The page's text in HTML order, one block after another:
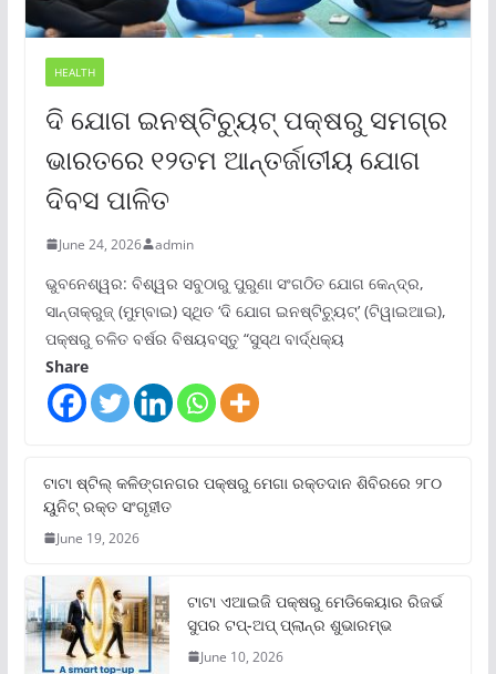
HEALTH
ଦି ଯୋଗ ଇନଷ୍ଟିଚ୍ୟୁଟ୍ ପକ୍ଷରୁ ସମଗ୍ର
ଭାରତରେ ୧୨ତମ ଆନ୍ତର୍ଜାତୀୟ ଯୋଗ
ଦିବସ ପାଳିତ
June 24, 2026 admin
ଭୁବନେଶ୍ୱର: ବିଶ୍ୱର ସବୁଠାରୁ ପୁରୁଣା ସଂଗଠିତ ଯୋଗ କେନ୍ଦ୍ର,
ସାନ୍ତାକ୍ରୁଜ୍ (ମୁମ୍ବାଇ) ସ୍ଥିତ ‘ଦି ଯୋଗ ଇନଷ୍ଟିଚ୍ୟୁଟ୍‌’ (ଟିୱାଇଆଇ),
ପକ୍ଷରୁ ଚଳିତ ବର୍ଷର ବିଷୟବସ୍ତୁ “ସୁସ୍ଥ ବାର୍ଦ୍ଧକ୍ୟ
Share
ଟାଟା ଷ୍ଟିଲ୍‌ କଳିଙ୍ଗନଗର ପକ୍ଷରୁ ମେଗା ରକ୍ତଦାନ ଶିବିରରେ ୨୮୦
ୟୁନିଟ୍‌ ରକ୍ତ ସଂଗୃହୀତ
June 19, 2026
ଟାଟା ଏଆଇଜି ପକ୍ଷରୁ ମେଡିକେୟାର ରିଜର୍ଭ
ସୁପର ଟପ୍‌-ଅପ୍ ପ୍ଲାନ୍‌ର ଶୁଭାରମ୍ଭ
June 10, 2026